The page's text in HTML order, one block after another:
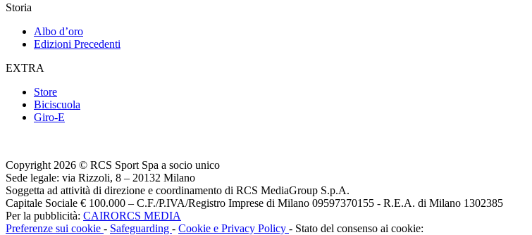
Storia
Albo d’oro
Edizioni Precedenti
EXTRA
Store
Biciscuola
Giro-E
Copyright 2026 © RCS Sport Spa a socio unico
Sede legale: via Rizzoli, 8 – 20132 Milano
Soggetta ad attività di direzione e coordinamento di RCS MediaGroup S.p.A.
Capitale Sociale € 100.000 – C.F./P.IVA/Registro Imprese di Milano 09597370155 - R.E.A. di Milano 1302385
Per la pubblicità: CAIRORCS MEDIA
Preferenze sui cookie - Safeguarding - Cookie e Privacy Policy - Stato del consenso ai cookie: